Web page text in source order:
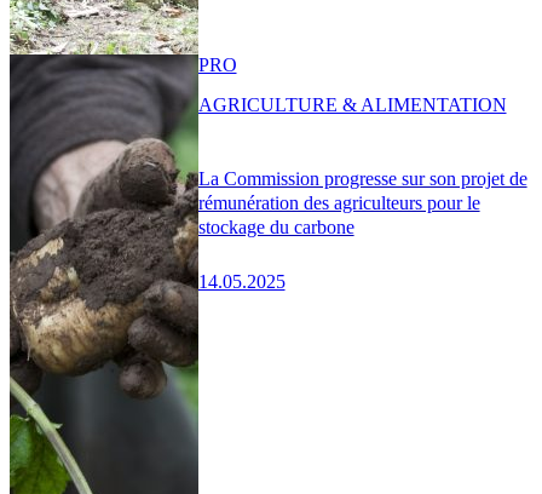
La Commission progresse sur son projet de
rémunération des agriculteurs pour le
stockage du carbone
14.05.2025
PRO
AGRICULTURE & ALIMENTATION